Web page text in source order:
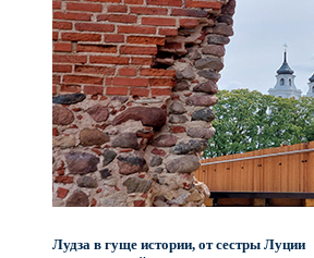
Лудза в гуще истории, от сестры Луции